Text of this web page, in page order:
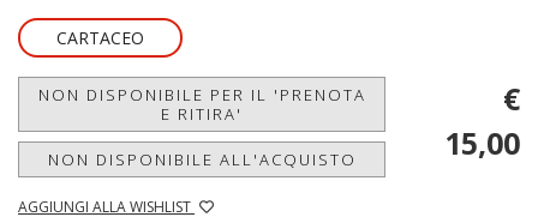
CARTACEO
NON DISPONIBILE PER IL 'PRENOTA
E RITIRA'
NON DISPONIBILE ALL'ACQUISTO
AGGIUNGI ALLA WISHLIST
€
15,00